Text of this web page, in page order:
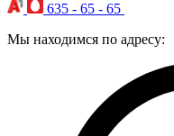
635 - 65 - 65
Мы находимся по адресу: